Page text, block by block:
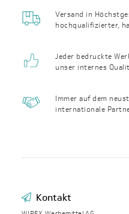
Versand in
hochqualifizierter,
Jeder bedruckte
unser internes
Immer auf dem
internationale
Kontakt